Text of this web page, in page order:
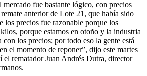
mercado fue bastante lógico, con precios
anterior de Lote 21, que había sido
los precios fue razonable porque los
kilos, porque estamos en otoño y la industria
los precios; por todo eso la gente está
el momento de reponer”, dijo este martes
el rematador Juan Andrés Dutra, director